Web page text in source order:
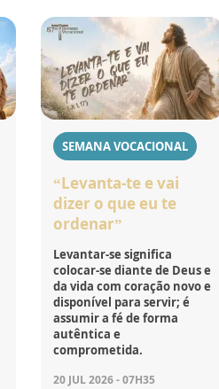
SEMANA VOCACIONAL
“Levanta-te e vai
dizer o que eu te
ordenar”
Levantar-se significa
colocar-se diante de Deus e
da vida com coração novo e
disponível para servir; é
assumir a fé de forma
autêntica e
comprometida.
20 JUL 2026 - 07H35